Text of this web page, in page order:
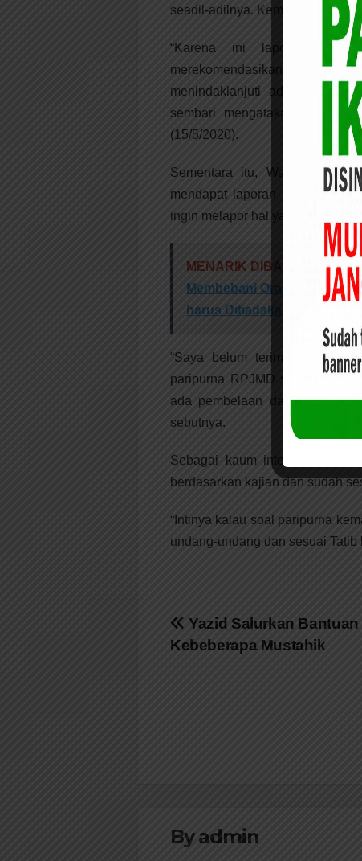
seadil-adilnya. Kemudian, ia
“Karena ini laporan
merekomendasikan segera
menindaklanjuti aduan yang
sembari mengatakan kalau
(15/5/2020).
Sementara itu, Wakil Ketua
mendapat laporan jelas.
ingin melapor hal yang tidak
MENARIK DIBACA:
Membebani Orang Tua
harus Ditiadakan
“Saya belum terima
paripurna RPJMD saya ada
ada pembelaan dasar,
sebutnya.
Sebagai kaum intelektual dan
berdasarkan kajian dan sudah
“Intinya kalau soal paripurna
undang-undang dan sesuai
Navigasi
Yazid Salurkan Bantuan
Kebeberapa Mustahik
Byadmin